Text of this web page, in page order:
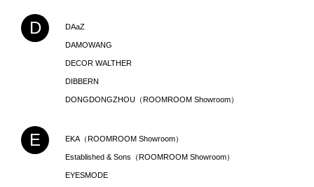
D DAaZ
DAMOWANG
DECOR WALTHER
DIBBERN
DONGDONGZHOU（ROOMROOM Showroom）
E EKA（ROOMROOM Showroom）
Established & Sons（ROOMROOM Showroom）
EYESMODE